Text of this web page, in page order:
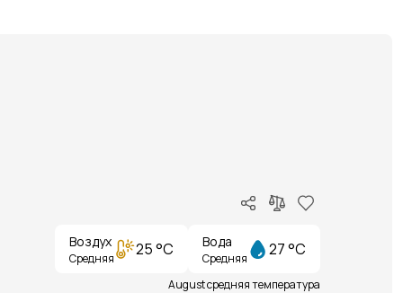
Воздух
Средняя 25 °C Вода
Средняя 27 °C
August средняя температура